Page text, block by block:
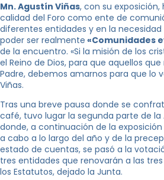
Mn. Agustín Viñas, con su exposición,
calidad del Foro como ente de
diferentes entidades y en la necesidad
poder ser realmente «Comunidades
de la encuentro. «Si la misión de los
el Reino de Dios, para que aquellos
Padre, debemos amarnos para que lo
Viñas.
Tras una breve pausa donde se
café, tuvo lugar la segunda parte de la
donde, a continuación de la
a cabo a lo largo del año y de la
estado de cuentas, se pasó a la
tres entidades que renovarán a las
los Estatutos, dejado la Junta.